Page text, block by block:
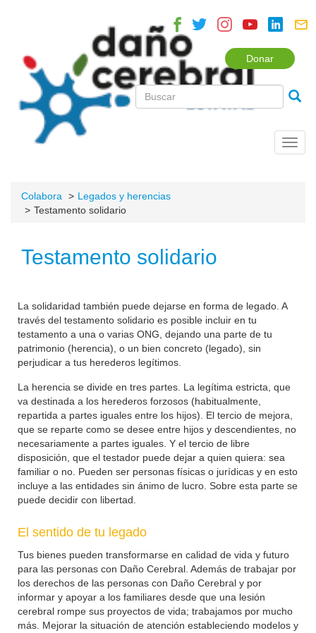
Donar
Colabora
Legados y herencias
Testamento solidario
Testamento solidario
La solidaridad también puede dejarse en forma de legado. A
través del testamento solidario es posible incluir en tu
testamento a una o varias ONG, dejando una parte de tu
patrimonio (herencia), o un bien concreto (legado), sin
perjudicar a tus herederos legítimos.
La herencia se divide en tres partes. La legítima estricta, que
va destinada a los herederos forzosos (habitualmente,
repartida a partes iguales entre los hijos). El tercio de mejora,
que se reparte como se desee entre hijos y descendientes, no
necesariamente a partes iguales. Y el tercio de libre
disposición, que el testador puede dejar a quien quiera: sea
familiar o no. Pueden ser personas físicas o jurídicas y en esto
incluye a las entidades sin ánimo de lucro. Sobre esta parte se
puede decidir con libertad.
El sentido de tu legado
Tus bienes pueden transformarse en calidad de vida y futuro
para las personas con Daño Cerebral. Además de trabajar por
los derechos de las personas con Daño Cerebral y por
informar y apoyar a los familiares desde que una lesión
cerebral rompe sus proyectos de vida; trabajamos por mucho
más. Mejorar la situación de atención estableciendo modelos y